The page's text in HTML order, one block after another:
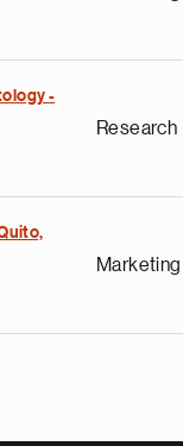
-
Research
Marketing